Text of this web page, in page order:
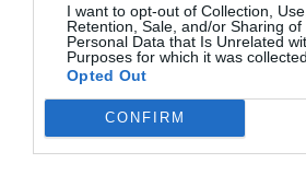
I want to opt-out of Collection, Use,
Retention, Sale, and/or Sharing of
Personal Data that Is Unrelated
Purposes for which it was collected.
Opted Out
CONFIRM